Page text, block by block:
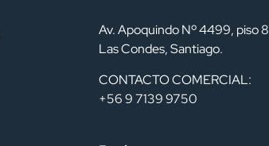
Av. Apoquindo Nº 4499, piso 8
Las Condes, Santiago.
CONTACTO COMERCIAL:
+56 9 7139 9750